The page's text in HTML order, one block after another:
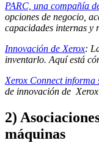
PARC, una compañía
opciones de negocio,
capacidades internas y
Innovación de Xerox:
inventarlo. Aquí está
Xerox Connect informa
de innovación de
2)
máquinas